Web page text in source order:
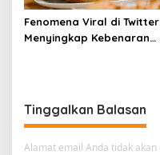
Fenomena Viral di
Menyingkap Kebenaran
Tinggalkan Balasan
Alamat email Anda tidak akan